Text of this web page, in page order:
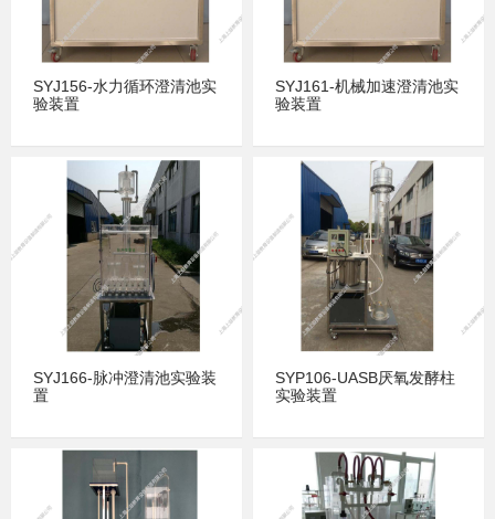
SYJ156-水力循环澄清池实
验装置
SYJ161-机械加速澄清池实
验装置
SYJ166-脉冲澄清池实验装
置
SYP106-UASB厌氧发酵柱
实验装置